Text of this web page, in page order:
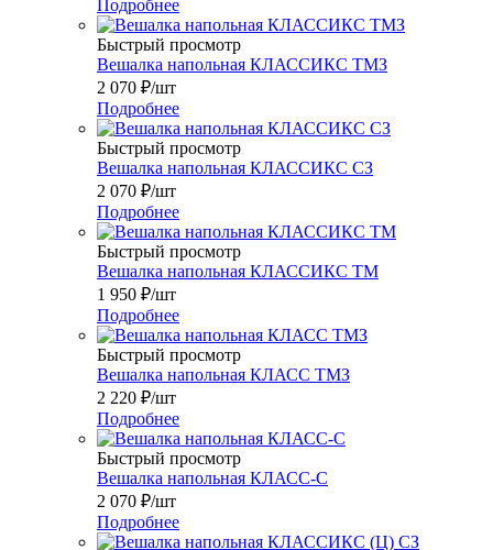
Подробнее
Быстрый просмотр
Вешалка напольная КЛАССИКС ТМЗ
2 070 ₽/шт
Подробнее
Быстрый просмотр
Вешалка напольная КЛАССИКС СЗ
2 070 ₽/шт
Подробнее
Быстрый просмотр
Вешалка напольная КЛАССИКС ТМ
1 950 ₽/шт
Подробнее
Быстрый просмотр
Вешалка напольная КЛАСС ТМЗ
2 220 ₽/шт
Подробнее
Быстрый просмотр
Вешалка напольная КЛАСС-С
2 070 ₽/шт
Подробнее